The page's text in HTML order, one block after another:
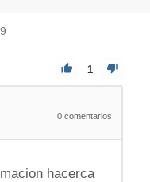
1
0 comentarios
hacerca